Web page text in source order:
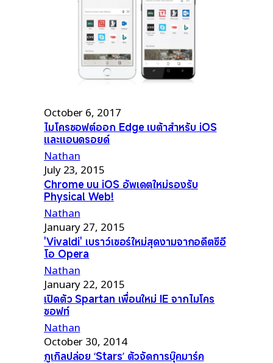
October 6, 2017
ไมโครซอฟต์ออก Edge เบต้าสำหรับ iOS
และแอนดรอยด์
Nathan
July 23, 2015
Chrome บน iOS อัพเดตใหม่รองรับ
Physical Web!
Nathan
January 27, 2015
'Vivaldi' เบราว์เซอร์ใหม่สุดงามจากอดีตซีอี
โอ Opera
Nathan
January 22, 2015
เปิดตัว Spartan เพื่อนใหม่ IE จากไมโคร
ซอฟท์
Nathan
October 30, 2014
กูเกิลปล่อย ‘Stars’ ตัวจัดการบุ๊คมาร์ค